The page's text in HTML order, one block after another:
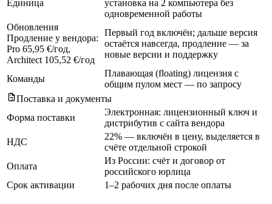
Единица
установка на 2 компьютера без
одновременной работы
Обновления
Продление у вендора:
Pro 65,95 €/год,
Architect 105,52 €/год
Первый год включён; дальше версия
остаётся навсегда, продление — за
новые версии и поддержку
Команды
Плавающая (floating) лицензия с
общим пулом мест — по запросу
Поставка и документы
Форма поставки
Электронная: лицензионный ключ и
дистрибутив с сайта вендора
НДС
22% — включён в цену, выделяется в
счёте отдельной строкой
Оплата
Из России: счёт и договор от
российского юрлица
Срок активации
1–2 рабочих дня после оплаты